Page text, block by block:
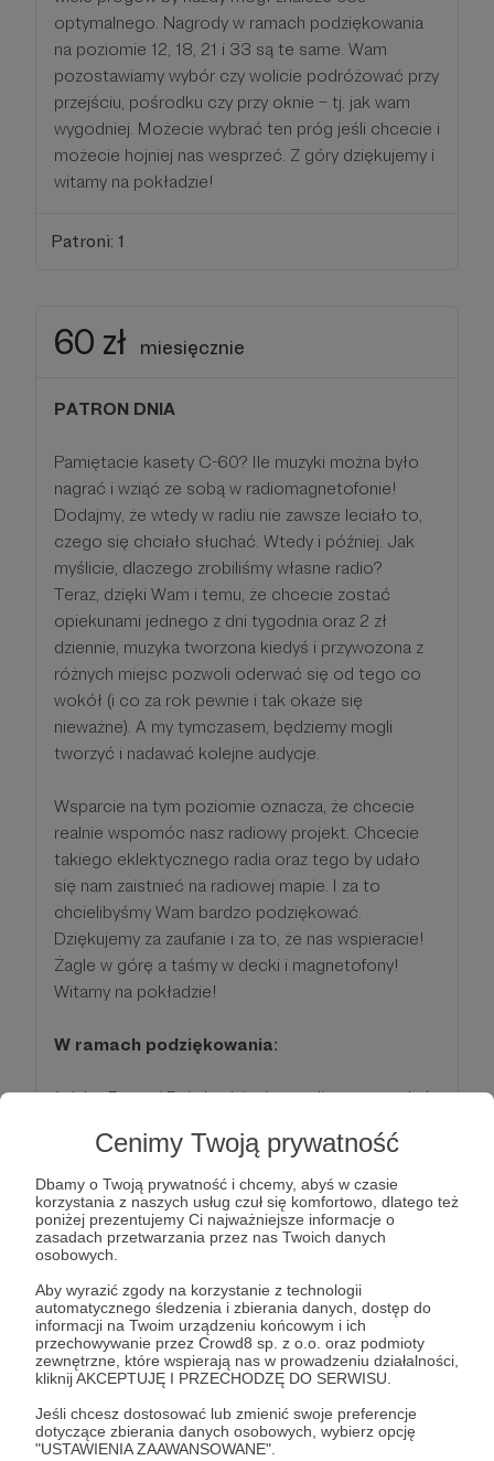
Cenimy Twoją prywatność
Dbamy o Twoją prywatność i chcemy, abyś w czasie
korzystania z naszych usług czuł się komfortowo, dlatego też
poniżej prezentujemy Ci najważniejsze informacje o
zasadach przetwarzania przez nas Twoich danych
osobowych.
Aby wyrazić zgody na korzystanie z technologii
automatycznego śledzenia i zbierania danych, dostęp do
informacji na Twoim urządzeniu końcowym i ich
przechowywanie przez Crowd8 sp. z o.o. oraz podmioty
zewnętrzne, które wspierają nas w prowadzeniu działalności,
kliknij AKCEPTUJĘ I PRZECHODZĘ DO SERWISU.
Jeśli chcesz dostosować lub zmienić swoje preferencje
dotyczące zbierania danych osobowych, wybierz opcję
"USTAWIENIA ZAAWANSOWANE".
optymalnego. Nagrody w ramach podziękowania
na poziomie 12, 18, 21 i 33 są te same. Wam
pozostawiamy wybór czy wolicie podróżować przy
przejściu, pośrodku czy przy oknie – tj. jak wam
wygodniej. Możecie wybrać ten próg jeśli chcecie i
możecie hojniej nas wesprzeć. Z góry dziękujemy i
witamy na pokładzie!
Patroni: 1
60 zł miesięcznie
PATRON DNIA
Pamiętacie kasety C-60? Ile muzyki można było
nagrać i wziąć ze sobą w radiomagnetofonie!
Dodajmy, że wtedy w radiu nie zawsze leciało to,
czego się chciało słuchać. Wtedy i później. Jak
myślicie, dlaczego zrobiliśmy własne radio?
Teraz, dzięki Wam i temu, że chcecie zostać
opiekunami jednego z dni tygodnia oraz 2 zł
dziennie, muzyka tworzona kiedyś i przywożona z
różnych miejsc pozwoli oderwać się od tego co
wokół (i co za rok pewnie i tak okaże się
nieważne). A my tymczasem, będziemy mogli
tworzyć i nadawać kolejne audycje.
Wsparcie na tym poziomie oznacza, że chcecie
realnie wspomóc nasz radiowy projekt. Chcecie
takiego eklektycznego radia oraz tego by udało
się nam zaistnieć na radiowej mapie. I za to
chcielibyśmy Wam bardzo podziękować.
Dziękujemy za zaufanie i za to, że nas wspieracie!
Żagle w górę a taśmy w decki i magnetofony!
Witamy na pokładzie!
W ramach podziękowania:
*Jako Patroni Dnia będziecie mogli nam przesłać
pozdrowić znajomych i słuchaczy Gdyni Radio a
my umieścimy je na antenie w wybranym przez Was
DNIU TYGODNIA, którym chcecie się
"zaopiekować". I będziemy je powtarzać co
tydzień.
Uwaga: powyższa nagroda dostępna jest przy
minimum 3 miesięcznym wsparciu. Szczegóły w
dziale "Wizytówka"
*Jeśli wyrazicie zgodę, umieścimy wasze imię i
nazwisko (lub nick) na LIŚCIE PATRONÓW DNIA na
naszej stronie internetowej.
Oraz pakiet z Pokładu 9, czyli: